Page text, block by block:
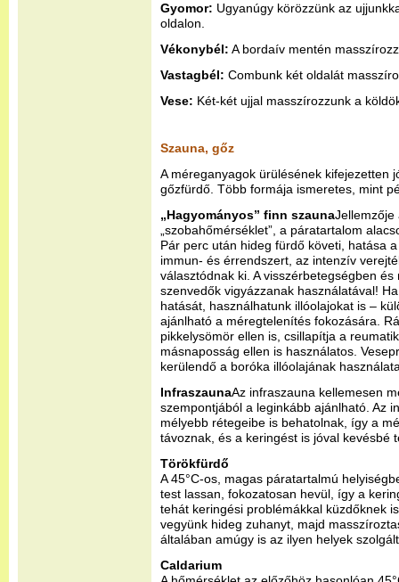
Gyomor: Ugyanúgy körözzünk az
oldalon.
Vékonybél: A bordaív mentén
Vastagbél: Combunk két oldalát
Vese: Két-két ujjal masszírozzunk a
Szauna, gőz
A méreganyagok ürülésének kifejezetten
gőzfürdő. Több formája ismeretes, mint
„Hagyományos” finn szaunaJellemzője
„szobahőmérséklet”, a páratartalom
Pár perc után hideg fürdő követi, hatása
immun- és érrendszert, az intenzív
választódnak ki. A visszérbetegségben
szenvedők vigyázzanak használatával!
hatását, használhatunk illóolajokat is –
ajánlható a méregtelenítés fokozására.
pikkelysömör ellen is, csillapítja a
másnaposság ellen is használatos.
kerülendő a boróka illóolajának
InfraszaunaAz infraszauna kellemesen
szempontjából a leginkább ajánlható. Az
mélyebb rétegeibe is behatolnak, így a
távoznak, és a keringést is jóval kevésbé
Törökfürdő
A 45°C-os, magas páratartalmú
test lassan, fokozatosan hevül, így a
tehát keringési problémákkal küzdőknek
vegyünk hideg zuhanyt, majd
általában amúgy is az ilyen helyek
Caldarium